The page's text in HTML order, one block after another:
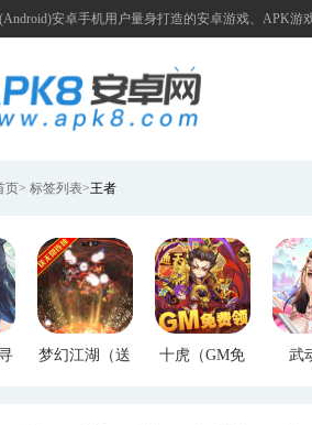
安卓手机用户量身打造的安卓游戏、APK游
页> 标签列表>王者
梦幻江湖（送
十虎（GM免
武